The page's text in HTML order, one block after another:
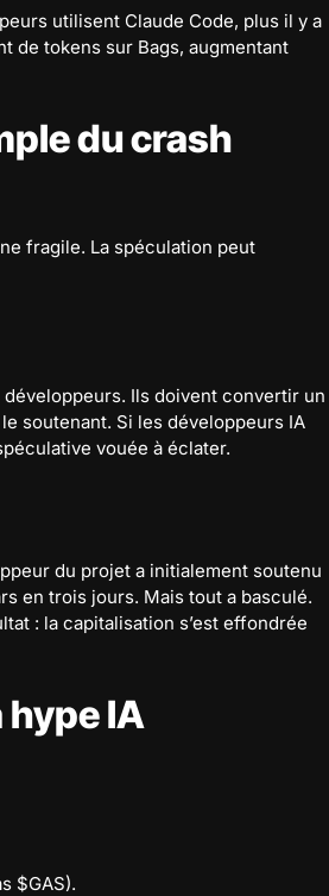
utilisent Claude Code, plus il y a
de tokens sur Bags, augmentant
du crash
fragile. La spéculation peut
Ils doivent convertir un
soutenant. Si les développeurs IA
vouée à éclater.
du projet a initialement soutenu
en trois jours. Mais tout a basculé.
: la capitalisation s’est effondrée
hype IA
$GAS).